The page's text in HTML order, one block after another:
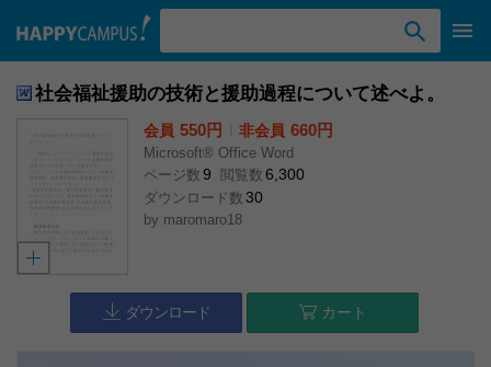
社会福祉援助の技術と援助過程について述べよ。
会員 550円 非会員 660円
Microsoft® Office Word
ページ数 9 閲覧数 6,300
ダウンロード数 30
by maromaro18
ダウンロード カート